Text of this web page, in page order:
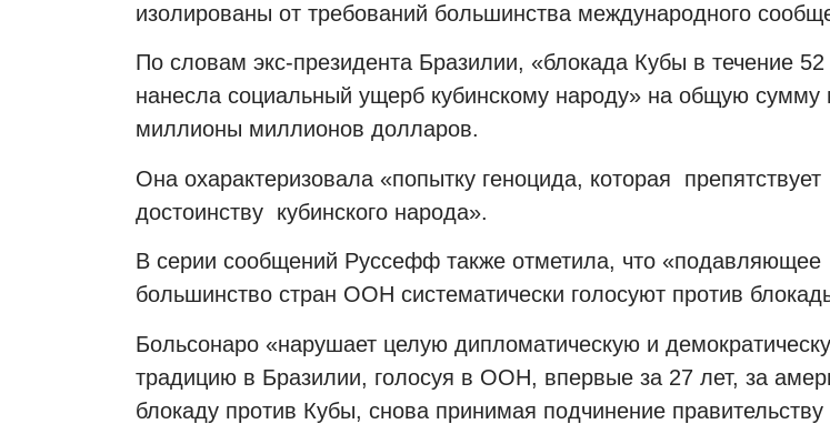
изолированы от требований большинства международного
По словам экс-президента Бразилии, «блокада Кубы в течение 52
нанесла социальный ущерб кубинскому народу» на общую сумму
миллионы миллионов долларов.
Она охарактеризовала «попытку геноцида, которая
препятствует
достоинству кубинского народа».
В серии сообщений Руссефф также отметила, что «подавляющее
большинство стран ООН систематически голосуют против
Больсонаро «нарушает целую дипломатическую и
традицию в Бразилии, голосуя в ООН, впервые за 27 лет, за
блокаду против Кубы, снова принимая подчинение правительству